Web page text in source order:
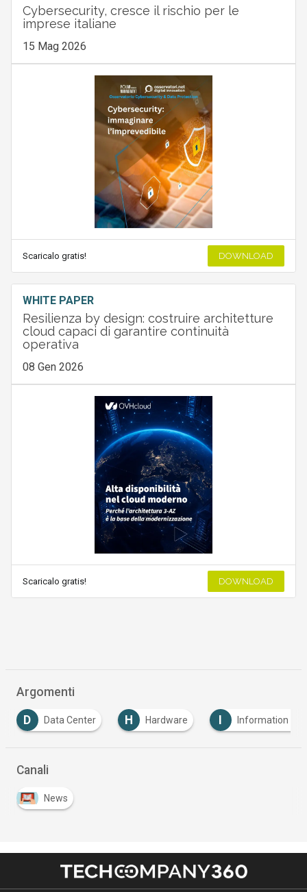
Cybersecurity, cresce il rischio per le
imprese italiane
15 Mag 2026
Scaricalo gratis! DOWNLOAD
WHITE PAPER
Resilienza by design: costruire architetture
cloud capaci di garantire continuità
operativa
08 Gen 2026
Scaricalo gratis! DOWNLOAD
Argomenti
D Data Center H Hardware I Information
Canali
News